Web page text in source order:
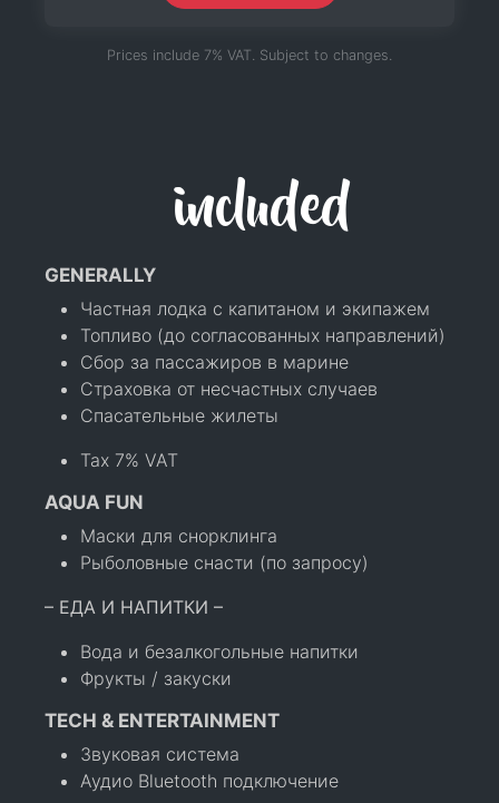
Prices include 7% VAT. Subject to changes.
included
GENERALLY
Частная лодка с капитаном и экипажем
Топливо (до согласованных направлений)
Сбор за пассажиров в марине
Страховка от несчастных случаев
Спасательные жилеты
Tax 7% VAT
AQUA FUN
Маски для снорклинга
Рыболовные снасти (по запросу)
– ЕДА И НАПИТКИ –
Вода и безалкогольные напитки
Фрукты / закуски
TECH & ENTERTAINMENT
Звуковая система
Аудио Bluetooth подключение